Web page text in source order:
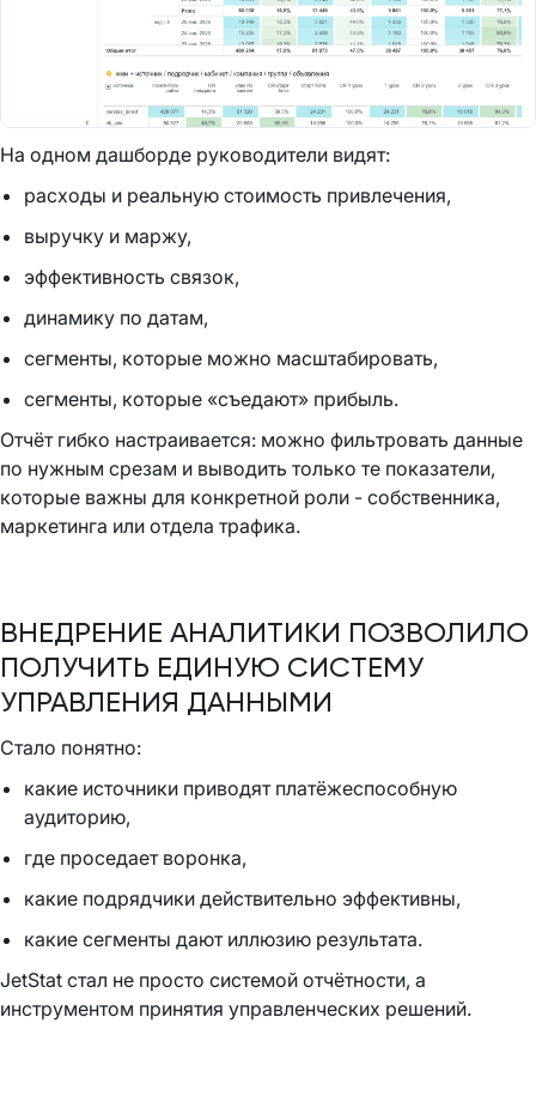
На одном дашборде руководители видят:
расходы и реальную стоимость привлечения,
выручку и маржу,
эффективность связок,
динамику по датам,
сегменты, которые можно масштабировать,
сегменты, которые «съедают» прибыль.
Отчёт гибко настраивается: можно фильтровать данные
по нужным срезам и выводить только те показатели,
которые важны для конкретной роли - собственника,
маркетинга или отдела трафика.
ВНЕДРЕНИЕ АНАЛИТИКИ ПОЗВОЛИЛО
ПОЛУЧИТЬ ЕДИНУЮ СИСТЕМУ
УПРАВЛЕНИЯ ДАННЫМИ
Стало понятно:
какие источники приводят платёжеспособную
аудиторию,
где проседает воронка,
какие подрядчики действительно эффективны,
какие сегменты дают иллюзию результата.
JetStat стал не просто системой отчётности, а
инструментом принятия управленческих решений.